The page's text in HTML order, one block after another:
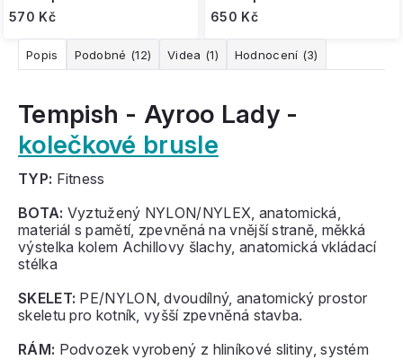
570 Kč 650 Kč
Popis Podobné (12) Videa (1) Hodnocení (3)
Tempish - Ayroo Lady -
kolečkové brusle
TYP: Fitness
BOTA: Vyztužený NYLON/NYLEX, anatomická,
materiál s pamětí, zpevněná na vnější straně, měkká
výstelka kolem Achillovy šlachy, anatomická vkládací
stélka
SKELET: PE/NYLON, dvoudílný, anatomický prostor
skeletu pro kotník, vyšší zpevněná stavba.
RÁM: Podvozek vyrobený z hliníkové slitiny, systém